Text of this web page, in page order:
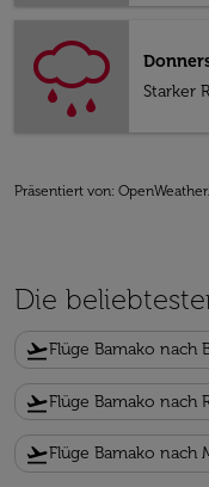
Starker
Präsentiert von:
Die
flight_takeoffFlüge Bamako nach
flight_takeoffFlüge Bamako nach
flight_takeoffFlüge Bamako nach